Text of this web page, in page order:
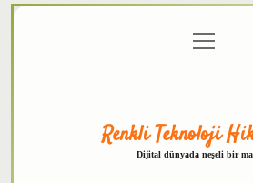
menüyü
aç
Renkli Teknoloji
Dijital dünyada neşeli bir